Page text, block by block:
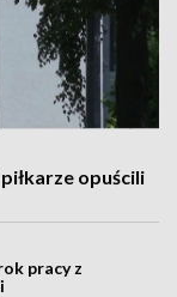
opuścili
pracy z